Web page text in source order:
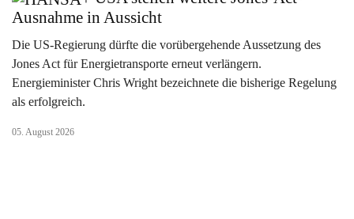
Ausnahme in Aussicht
Die US-Regierung dürfte die vorübergehende Aussetzung des
Jones Act für Energietransporte erneut verlängern.
Energieminister Chris Wright bezeichnete die bisherige Regelung
als erfolgreich.
05. August 2026